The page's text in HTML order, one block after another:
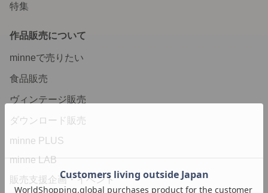
特集
作品販売について
minneで売りたい
食品販売
ヴィンテージ販売
ダウンロード販売
minne PLUS
minne LAB
販売支援企画・イベント